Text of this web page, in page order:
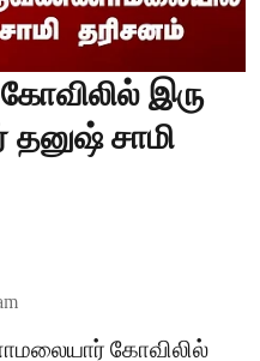
இரு
சாமி
கோவிலில்